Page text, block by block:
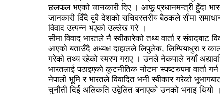
कीर्तिपुरलाई नेपालकै नमूना नगर
उपनिर्वाचन: ३१ जनाको
संस्थागत क्षमता मुल्याङ्ककनमा
बोगटीको स्मृतिमा रक्तदान
संविधानको रक्षा र
छलफल भएको जानकारी दिए । आफू प्रधानमन्त्री हुँदा
जानकारी दिँदै दुवै देशको सचिवस्तरीय बैठकले सीमा
विवाद उत्पन्न भएको उल्लेख गरे ।
सीमा विवाद भारतले नै स्वीकारेको तथ्य वार्ता र संवादबाट
आएको बताउँदै अध्यक्ष दाहालले लिपुलेक, लिम्पियाधुरा र
गरेको तथ्य रहेको स्मरण गराए । उनले नेकपाले नयाँ
भारतलाई पठाइएको कूटनीतिक नोटमा स्पष्टरुपमा वार्ता
नेपाली भूमि र भारतले विवादित भनी स्वीकार गरेको
चुनौती दिई अलिकति उद्वेलित बनाएको उनको भनाइ थियो ।